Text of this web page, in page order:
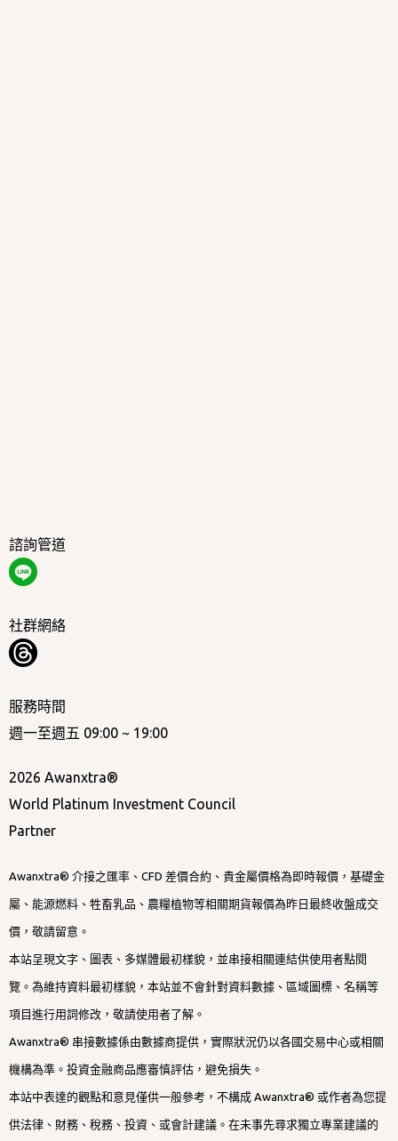
諮詢管道
社群網絡
服務時間
週一至週五 09:00 ~ 19:00
2026 Awanxtra®
World Platinum Investment Council
Partner
Awanxtra® 介接之匯率、CFD 差價合約、貴金屬價格為即時報價，基礎金
屬、能源燃料、牲畜乳品、農糧植物等相關期貨報價為昨日最終收盤成交
價，敬請留意。
本站呈現文字、圖表、多媒體最初樣貌，並串接相關連結供使用者點閱
覽。為維持資料最初樣貌，本站並不會針對資料數據、區域圖標、名稱等
項目進行用詞修改，敬請使用者了解。
Awanxtra® 串接數據係由數據商提供，實際狀況仍以各國交易中心或相關
機構為準。投資金融商品應審慎評估，避免損失。
本站中表達的觀點和意見僅供一般參考，不構成 Awanxtra® 或作者為您提
供法律、財務、稅務、投資、或會計建議。在未事先尋求獨立專業建議的